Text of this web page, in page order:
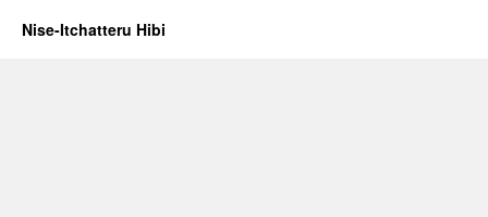
Nise-Itchatteru Hibi